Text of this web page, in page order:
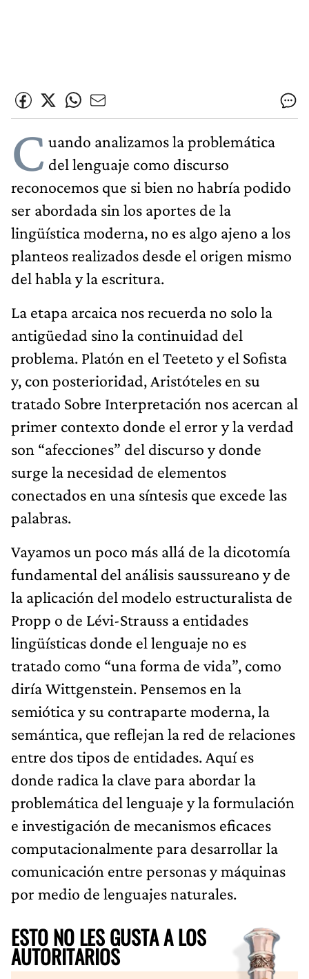
C uando analizamos la problemática
del lenguaje como discurso
reconocemos que si bien no habría podido
ser abordada sin los aportes de la
lingüística moderna, no es algo ajeno a los
planteos realizados desde el origen mismo
del habla y la escritura.
La etapa arcaica nos recuerda no solo la
antigüedad sino la continuidad del
problema. Platón en el Teeteto y el Sofista
y, con posterioridad, Aristóteles en su
tratado Sobre Interpretación nos acercan al
primer contexto donde el error y la verdad
son “afecciones” del discurso y donde
surge la necesidad de elementos
conectados en una síntesis que excede las
palabras.
Vayamos un poco más allá de la dicotomía
fundamental del análisis saussureano y de
la aplicación del modelo estructuralista de
Propp o de Lévi-Strauss a entidades
lingüísticas donde el lenguaje no es
tratado como “una forma de vida”, como
diría Wittgenstein. Pensemos en la
semiótica y su contraparte moderna, la
semántica, que reflejan la red de relaciones
entre dos tipos de entidades. Aquí es
donde radica la clave para abordar la
problemática del lenguaje y la formulación
e investigación de mecanismos eficaces
computacionalmente para desarrollar la
comunicación entre personas y máquinas
por medio de lenguajes naturales.
ESTO NO LES GUSTA A LOS
AUTORITARIOS